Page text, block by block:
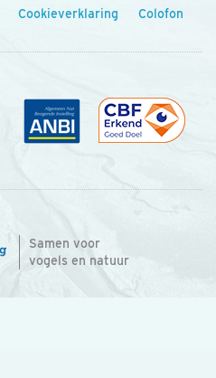
Cookieverklaring Colofon
Samen voor
vogels en natuur